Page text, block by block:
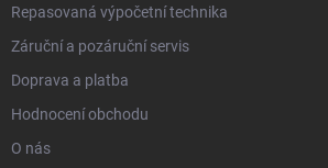
Repasovaná výpočetní technika
Záruční a pozáruční servis
Doprava a platba
Hodnocení obchodu
O nás